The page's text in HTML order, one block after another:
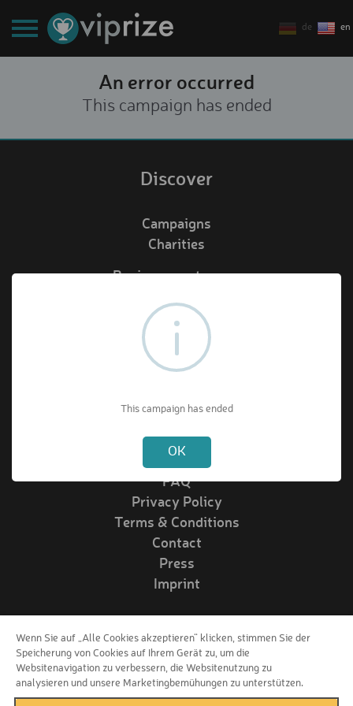
de en
An error occurred
This campaign has ended
Discover
Campaigns
Charities
Business customers
en
About us
How it works
FAQ
Privacy Policy
Terms & Conditions
Contact
Press
Imprint
Follow us!
This campaign has ended
OK
Wenn Sie auf „Alle Cookies akzeptieren“ klicken, stimmen Sie der
Speicherung von Cookies auf Ihrem Gerät zu, um die
Websitenavigation zu verbessern, die Websitenutzung zu
analysieren und unsere Marketingbemühungen zu unterstützen.